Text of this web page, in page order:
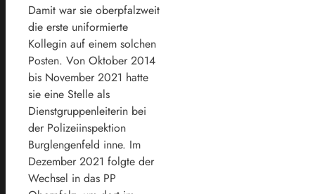
Damit war sie oberpfalzweit
die erste uniformierte
Kollegin auf einem solchen
Posten. Von Oktober 2014
bis November 2021 hatte
sie eine Stelle als
Dienstgruppenleiterin bei
der Polizeiinspektion
Burglengenfeld inne. Im
Dezember 2021 folgte der
Wechsel in das PP